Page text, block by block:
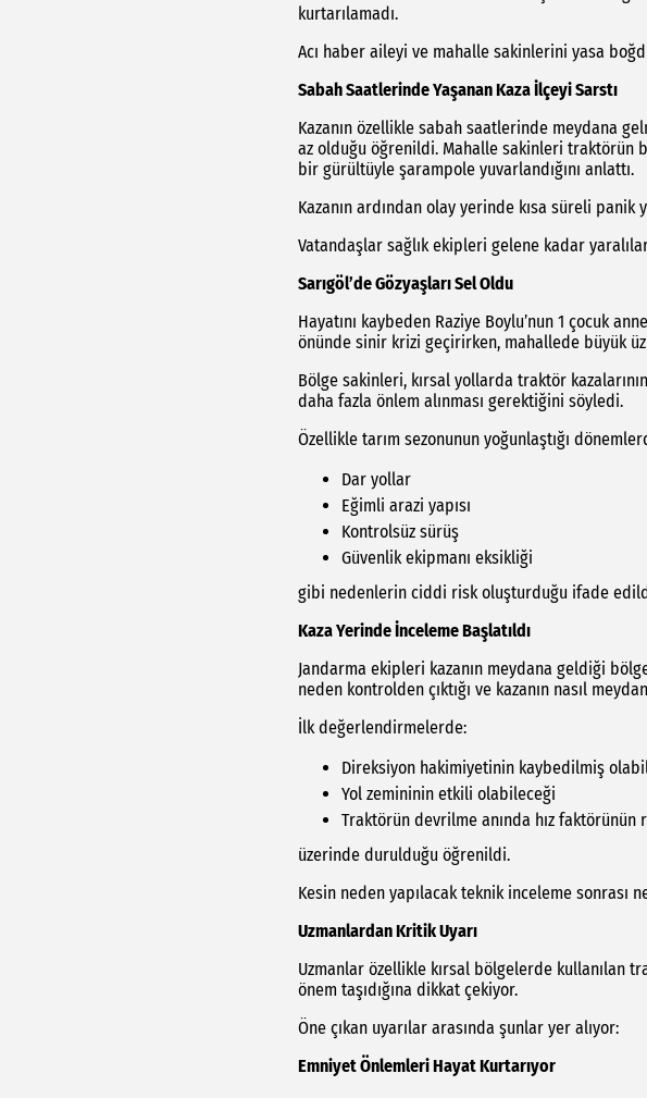
kurtarılamadı.
Acı haber aileyi ve mahalle sakinlerini yasa
Sabah Saatlerinde Yaşanan Kaza İlçeyi Sarstı
Kazanın özellikle sabah saatlerinde meydana
az olduğu öğrenildi. Mahalle sakinleri traktörün
bir gürültüyle şarampole yuvarlandığını anlattı.
Kazanın ardından olay yerinde kısa süreli panik
Vatandaşlar sağlık ekipleri gelene kadar
Sarıgöl’de Gözyaşları Sel Oldu
Hayatını kaybeden Raziye Boylu’nun 1 çocuk
önünde sinir krizi geçirirken, mahallede büyük
Bölge sakinleri, kırsal yollarda traktör
daha fazla önlem alınması gerektiğini söyledi.
Özellikle tarım sezonunun yoğunlaştığı
Dar yollar
Eğimli arazi yapısı
Kontrolsüz sürüş
Güvenlik ekipmanı eksikliği
gibi nedenlerin ciddi risk oluşturduğu ifade
Kaza Yerinde İnceleme Başlatıldı
Jandarma ekipleri kazanın meydana geldiği
neden kontrolden çıktığı ve kazanın nasıl
İlk değerlendirmelerde:
Direksiyon hakimiyetinin kaybedilmiş
Yol zemininin etkili olabileceği
Traktörün devrilme anında hız faktörünün
üzerinde durulduğu öğrenildi.
Kesin neden yapılacak teknik inceleme sonrası
Uzmanlardan Kritik Uyarı
Uzmanlar özellikle kırsal bölgelerde kullanılan
önem taşıdığına dikkat çekiyor.
Öne çıkan uyarılar arasında şunlar yer alıyor:
Emniyet Önlemleri Hayat Kurtarıyor